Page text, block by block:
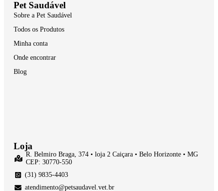
Pet Saudável
Sobre a Pet Saudável
Todos os Produtos
Minha conta
Onde encontrar
Blog
Loja
R. Belmiro Braga, 374 • loja 2 Caiçara • Belo Horizonte • MG
CEP: 30770-550
(31) 9835-4403
atendimento@petsaudavel.vet.br